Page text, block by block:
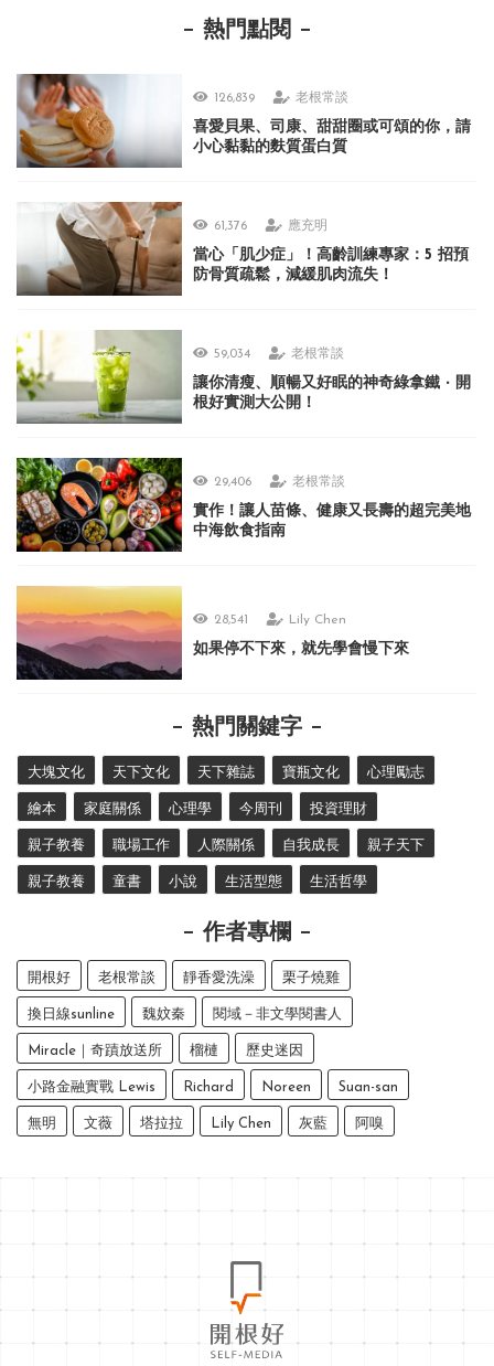
熱門點閱
126,839 老根常談
喜愛貝果、司康、甜甜圈或可頌的你，請
小心黏黏的麩質蛋白質
61,376 應充明
當心「肌少症」！高齡訓練專家：5 招預
防骨質疏鬆，減緩肌肉流失！
59,034 老根常談
讓你清瘦、順暢又好眠的神奇綠拿鐵 ‧ 開
根好實測大公開！
29,406 老根常談
實作！讓人苗條、健康又長壽的超完美地
中海飲食指南
28,541 Lily Chen
如果停不下來，就先學會慢下來
熱門關鍵字
大塊文化 天下文化 天下雜誌 寶瓶文化 心理勵志
繪本 家庭關係 心理學 今周刊 投資理財
親子教養 職場工作 人際關係 自我成長 親子天下
親子教養 童書 小說 生活型態 生活哲學
作者專欄
開根好 老根常談 靜香愛洗澡 栗子燒雞
換日線sunline 魏妏秦 閱域－非文學閱書人
Miracle｜奇蹟放送所 榴槤 歷史迷因
小路金融實戰 Lewis Richard Noreen Suan-san
無明 文薇 塔拉拉 Lily Chen 灰藍 阿嗅